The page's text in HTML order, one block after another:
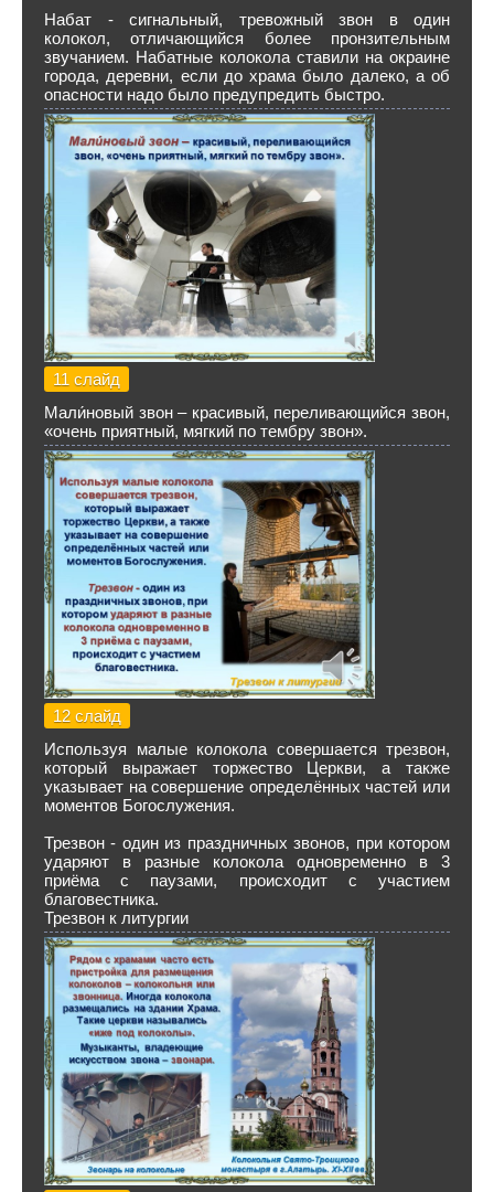
Набат - сигнальный, тревожный звон в один
колокол, отличающийся более пронзительным
звучанием. Набатные колокола ставили на окраине
города, деревни, если до храма было далеко, а об
опасности надо было предупредить быстро.
11 слайд
Мали́новый звон – красивый, переливающийся звон,
«очень приятный, мягкий по тембру звон».
12 слайд
Используя малые колокола совершается трезвон,
который выражает торжество Церкви, а также
указывает на совершение определённых частей или
моментов Богослужения.
Трезвон - один из праздничных звонов, при котором
ударяют в разные колокола одновременно в 3
приёма с паузами, происходит с участием
благовестника.
Трезвон к литургии